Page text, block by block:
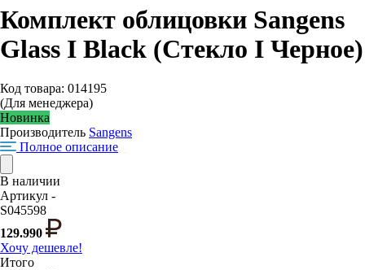
Комплект облицовки Sangens
Glass I Black (Стекло I Черное)
Код товара: 014195
(Для менеджера)
Новинка
Производитель Sangens
Полное описание
В наличии
Артикул -
S045598
129.990
Хочу дешевле!
Итого